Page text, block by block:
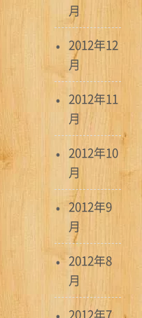
月
2012年12
月
2012年11
月
2012年10
月
2012年9
月
2012年8
月
2012年7